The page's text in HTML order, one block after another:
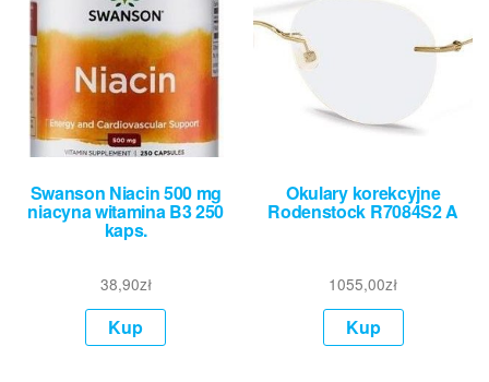
Swanson Niacin 500 mg
niacyna witamina B3 250
kaps.
38,90zł
Kup
Okulary korekcyjne
Rodenstock R7084S2 A
1055,00zł
Kup